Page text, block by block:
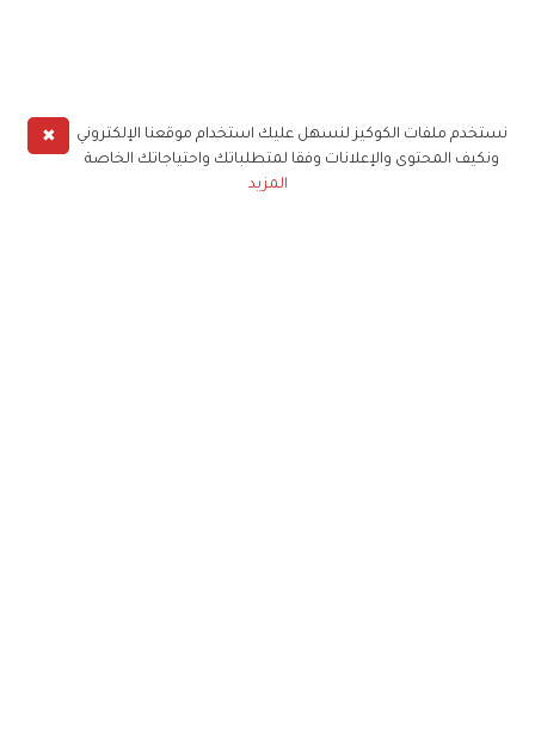
✖
نستخدم ملفات الكوكيز لنسهل عليك استخدام موقعنا الإلكتروني
ونكيف المحتوى والإعلانات وفقا لمتطلباتك واحتياجاتك الخاصة
المزيد